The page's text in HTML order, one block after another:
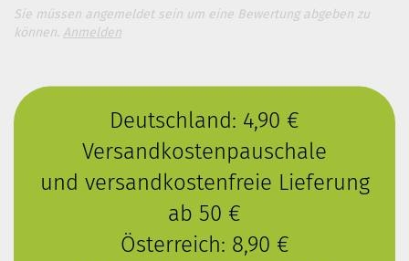
Sie müssen angemeldet sein um eine Bewertung abgeben zu
können. Anmelden
Deutschland: 4,90 €
Versandkostenpauschale
und versandkostenfreie Lieferung
ab 50 €
Österreich: 8,90 €